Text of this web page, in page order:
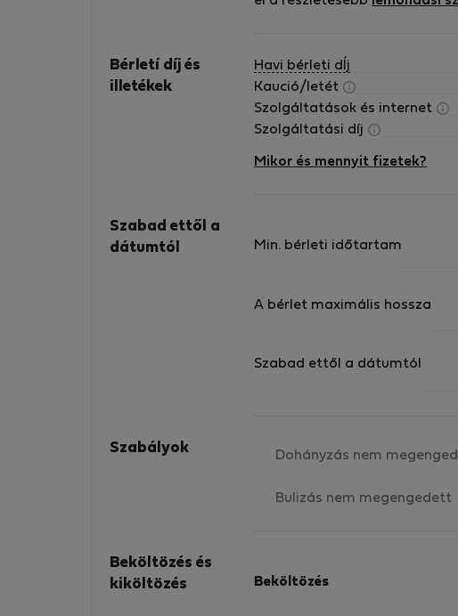
Bérletí díj és
illetékek
Havi bérleti dÍj
Kaució/letét
Szolgáltatások és internet
Szolgáltatási díj
Mikor és mennyit fizetek?
Szabad ettől a
dátumtól
Min. bérleti időtartam
A bérlet maximális hossza
Szabad ettől a dátumtól
Szabályok Dohányzás nem
Bulizás nem megengedett
Beköltözés és
kiköltözés
Beköltözés